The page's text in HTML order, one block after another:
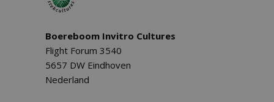
Boereboom Invitro Cultures
Flight Forum 3540
5657 DW Eindhoven
Nederland